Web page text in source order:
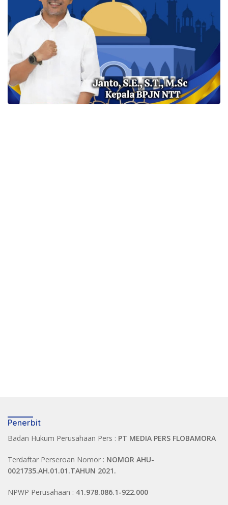
Penerbit
Badan Hukum Perusahaan Pers : PT MEDIA PERS FLOBAMORA
Terdaftar Perseroan Nomor : NOMOR AHU-
0021735.AH.01.01.TAHUN 2021.
NPWP Perusahaan : 41.978.086.1-922.000